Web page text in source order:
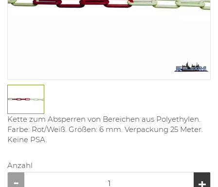
Kette zum Absperren von Bereichen aus Polyethylen.
Farbe: Rot/Weiß. Größen: 6 mm. Verpackung 25 Meter.
Keine PSA.
Anzahl